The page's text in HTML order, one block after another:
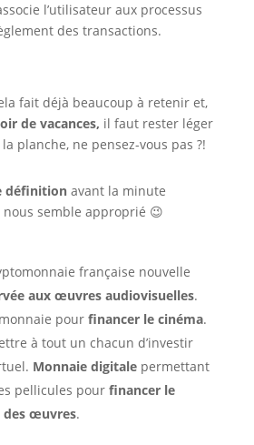
l’utilisateur aux processus
des transactions.
fait déjà beaucoup à retenir et,
de vacances, il faut rester léger
planche, ne pensez-vous pas ?!
définitionavant la minute
semble approprié 😉
française nouvelle
aux œuvres audiovisuelles.
pour financer le cinéma.
à tout un chacun d’investir
Monnaie digitale permettant
pellicules pour financer le
des œuvres.